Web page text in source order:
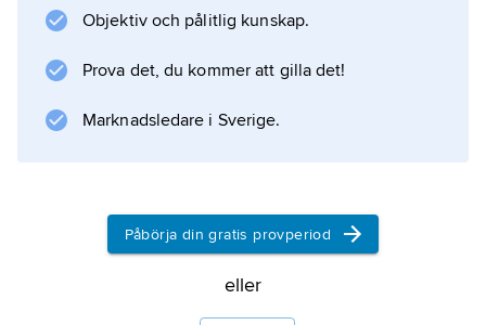
landmiljöer. Det är dock sannolikt att landytor
under ordovicium kunde vara täckta av mattor
Objektiv och pålitlig kunskap.
Prova det, du kommer att gilla det!
Marknadsledare i Sverige.
Påbörja din gratis provperiod
eller